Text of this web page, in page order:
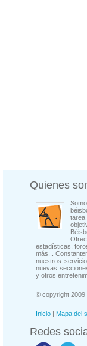
Quienes
estadísticas,
más...
nuestros
nuevas
y otros
© copyright 2009
Inicio | Mapa del
Redes